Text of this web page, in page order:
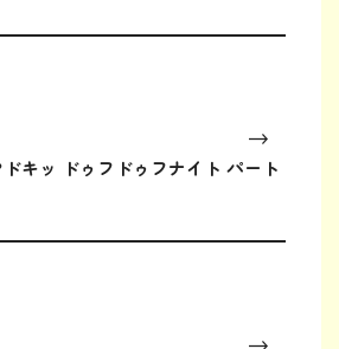
キッ ドゥフドゥフナイト パート